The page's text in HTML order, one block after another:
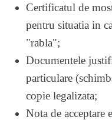
Certificatul de
pentru situatia in
"rabla";
Documentele
particulare
copie legalizata;
Nota de acceptare